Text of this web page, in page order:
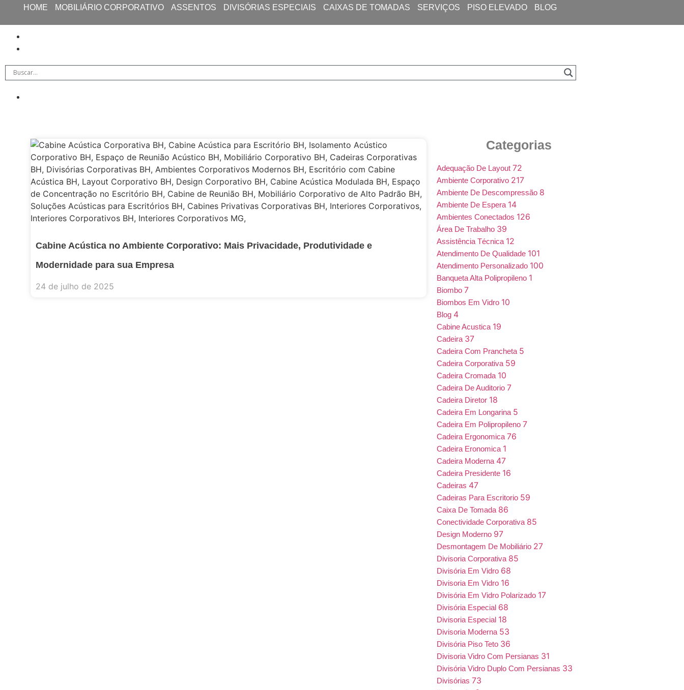
HOME MOBILIÁRIO CORPORATIVO ASSENTOS DIVISÓRIAS ESPECIAIS CAIXAS DE TOMADAS SERVIÇOS PISO ELEVADO BLOG
Cabine Acústica no Ambiente Corporativo: Mais Privacidade, Produtividade e
Modernidade para sua Empresa
24 de julho de 2025
Categorias
Adequação De Layout 72
Ambiente Corporativo 217
Ambiente De Descompressão 8
Ambiente De Espera 14
Ambientes Conectados 126
Área De Trabalho 39
Assistência Técnica 12
Atendimento De Qualidade 101
Atendimento Personalizado 100
Banqueta Alta Polipropileno 1
Biombo 7
Biombos Em Vidro 10
Blog 4
Cabine Acustica 19
Cadeira 37
Cadeira Com Prancheta 5
Cadeira Corporativa 59
Cadeira Cromada 10
Cadeira De Auditorio 7
Cadeira Diretor 18
Cadeira Em Longarina 5
Cadeira Em Polipropileno 7
Cadeira Ergonomica 76
Cadeira Eronomica 1
Cadeira Moderna 47
Cadeira Presidente 16
Cadeiras 47
Cadeiras Para Escritorio 59
Caixa De Tomada 86
Conectividade Corporativa 85
Design Moderno 97
Desmontagem De Mobiliário 27
Divisoria Corporativa 85
Divisória Em Vidro 68
Divisoria Em Vidro 16
Divisória Em Vidro Polarizado 17
Divisória Especial 68
Divisoria Especial 18
Divisoria Moderna 53
Divisória Piso Teto 36
Divisoria Vidro Com Persianas 31
Divisória Vidro Duplo Com Persianas 33
Divisórias 73